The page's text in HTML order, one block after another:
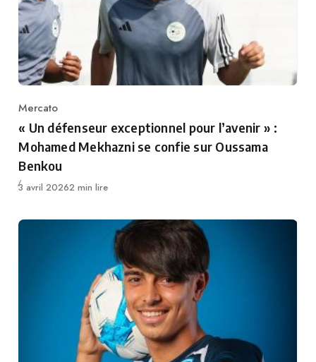
Category
Mercato
« Un défenseur exceptionnel pour l’avenir » :
Mohamed Mekhazni se confie sur Oussama
Benkou
Publié
3 avril 20262 min lire